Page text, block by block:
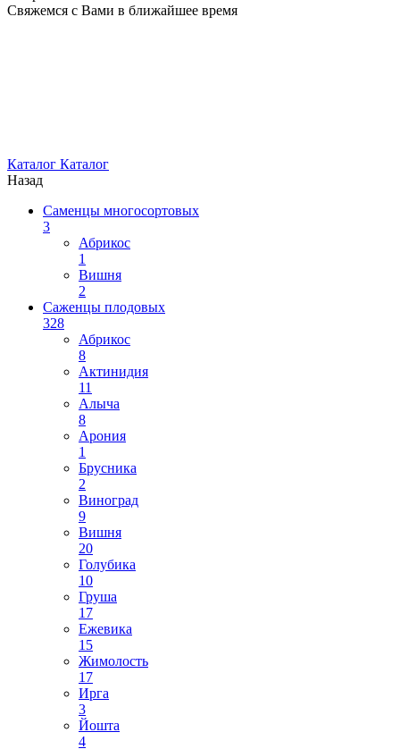
Свяжемся с Вами в ближайшее время
Каталог Каталог
Назад
Саменцы многосортовых
3
Абрикос
1
Вишня
2
Саженцы плодовых
328
Абрикос
8
Актинидия
11
Алыча
8
Арония
1
Брусника
2
Виноград
9
Вишня
20
Голубика
10
Груша
17
Ежевика
15
Жимолость
17
Ирга
3
Йошта
4